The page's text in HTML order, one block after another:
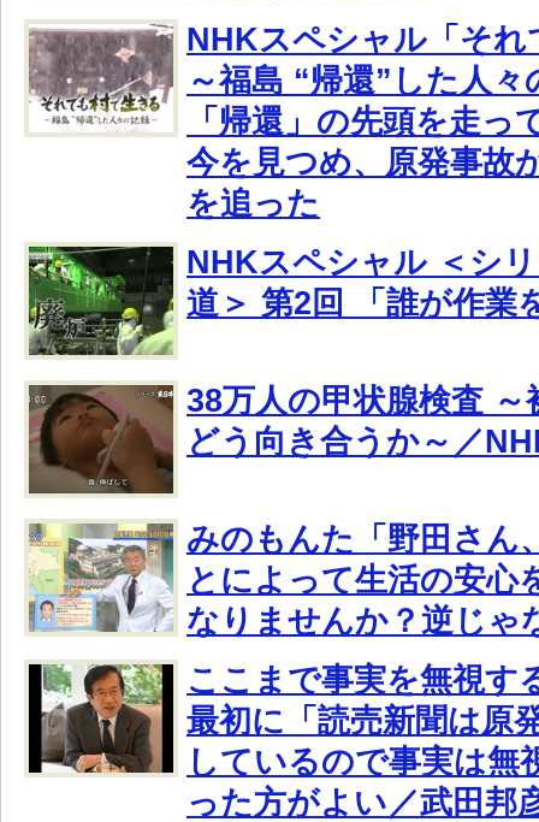
NHKスペシャル「それ
～福島 “帰還”した人々
「帰還」の先頭を走っ
今を見つめ、原発事故
を追った
NHKスペシャル ＜シ
道＞ 第2回 「誰が作業
38万人の甲状腺検査
どう向き合うか～／
みのもんた「野田さん
とによって生活の安心
なりませんか？逆じゃ
ここまで事実を無視す
最初に「読売新聞は原
しているので事実は無
った方がよい／武田邦